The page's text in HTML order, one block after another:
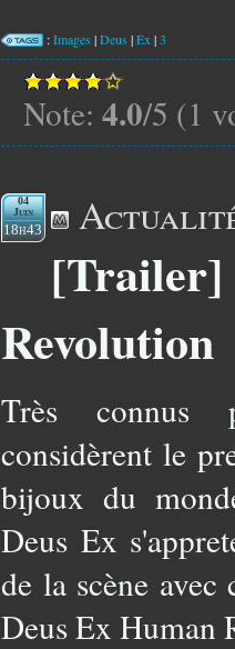
:Images |Deus |Ex |3
Note: 4.0/5 (1
04
Juin
18h43
[Trailer]
Revolution
Très
considèrent le
bijoux du
Deus Ex
de la scène avec
Deus Ex Human